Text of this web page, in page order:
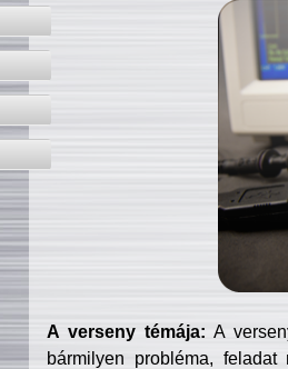
A verseny témája: A
bármilyen probléma, feladat